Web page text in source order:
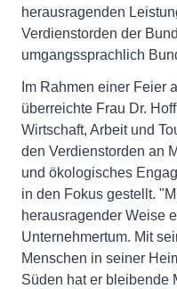
herausragenden
Verdienstorden der
umgangssprachlich
Im Rahmen einer Feier
überreichte Frau Dr.
Wirtschaft, Arbeit und
den Verdienstorden an
und ökologisches
in den Fokus gestellt.
herausragender Weise
Unternehmertum. Mit
Menschen in seiner
Süden hat er bleibende